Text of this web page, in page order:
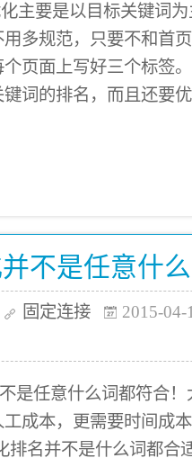
主要是以目标关键词
多规范，只要不和首
页面上写好三个标签
词的排名，而且还要
不是任意什
固定连接
2015-04-
任意什么词都符合！
成本，更需要时间成
排名并不是什么词都合